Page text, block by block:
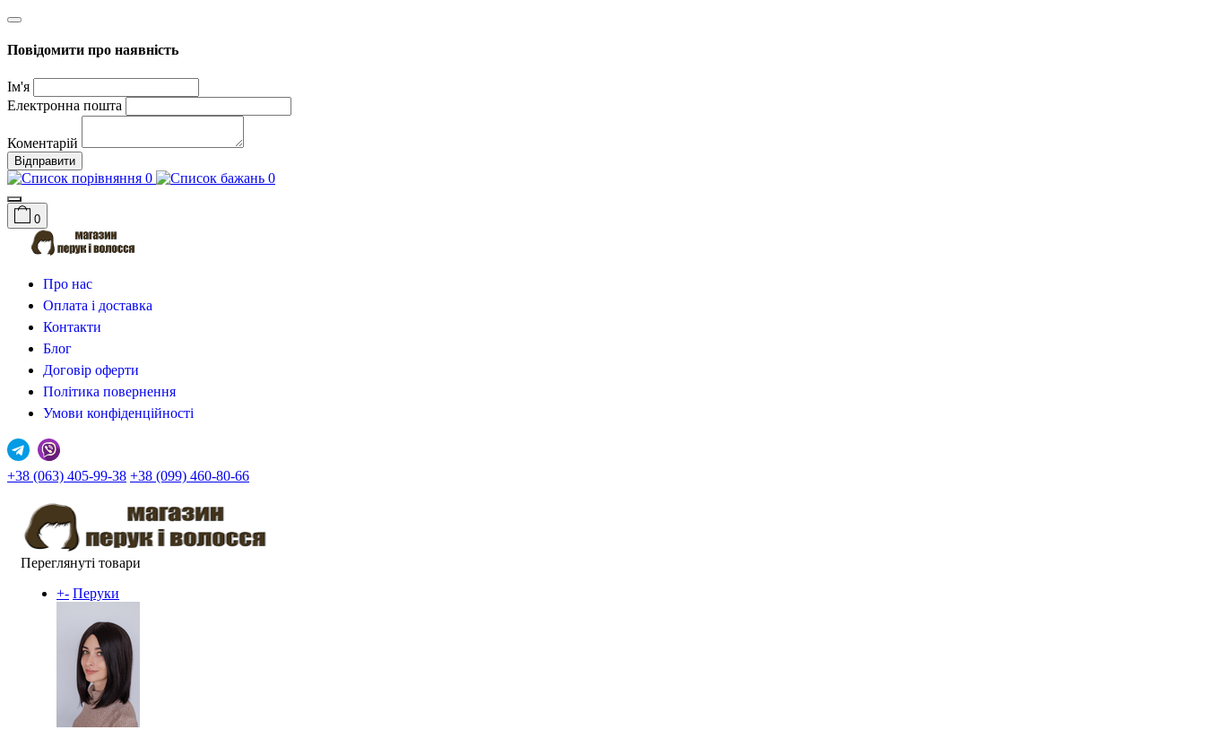
Повідомити про наявність
Ім'я
Електронна пошта
Коментарій
Відправити
0 0
0
Про нас
Оплата і доставка
Контакти
Блог
Договір оферти
Політика повернення
Умови конфіденційності
+38 (063) 405-99-38 +38 (099) 460-80-66
Переглянуті товари
+- Перуки